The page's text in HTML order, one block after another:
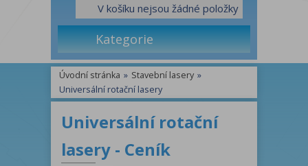
V košíku nejsou žádné položky
Kategorie
Úvodní stránka » Stavební lasery »
Universální rotační lasery
Universální rotační
lasery - Ceník